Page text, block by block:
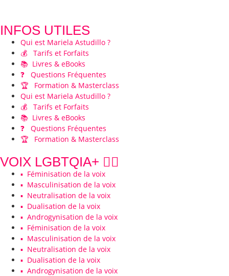
INFOS UTILES
Qui est Mariela Astudillo ?
💰 Tarifs et Forfaits
📚 Livres & eBooks
❓ Questions Fréquentes
🏆 Formation & Masterclass
Qui est Mariela Astudillo ?
💰 Tarifs et Forfaits
📚 Livres & eBooks
❓ Questions Fréquentes
🏆 Formation & Masterclass
VOIX LGBTQIA+ 🏳️‍🌈
▪️ Féminisation de la voix
▪️ Masculinisation de la voix
▪️ Neutralisation de la voix
▪️ Dualisation de la voix
▪️ Androgynisation de la voix
▪️ Féminisation de la voix
▪️ Masculinisation de la voix
▪️ Neutralisation de la voix
▪️ Dualisation de la voix
▪️ Androgynisation de la voix